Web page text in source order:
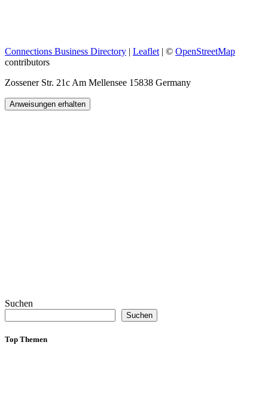
Connections Business Directory | Leaflet | © OpenStreetMap
contributors
Zossener Str. 21c Am Mellensee 15838 Germany
Anweisungen erhalten
Suchen
Suchen
Top Themen